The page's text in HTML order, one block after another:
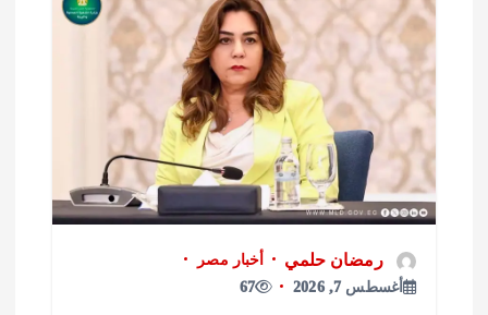
رمضان حلمي
أخبار مصر
67